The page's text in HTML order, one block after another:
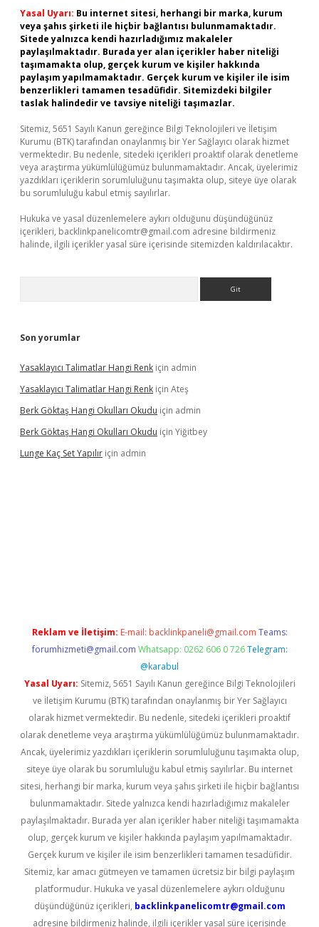
Yasal Uyarı: Bu internet sitesi, herhangi bir marka, kurum
veya şahıs şirketi ile hiçbir bağlantısı bulunmamaktadır.
Sitede yalnızca kendi hazırladığımız makaleler
paylaşılmaktadır. Burada yer alan içerikler haber niteliği
taşımamakta olup, gerçek kurum ve kişiler hakkında
paylaşım yapılmamaktadır. Gerçek kurum ve kişiler ile isim
benzerlikleri tamamen tesadüfidir. Sitemizdeki bilgiler
taslak halindedir ve tavsiye niteliği taşımazlar.
Sitemiz, 5651 Sayılı Kanun gereğince Bilgi Teknolojileri ve İletişim
Kurumu (BTK) tarafından onaylanmış bir Yer Sağlayıcı olarak hizmet
vermektedir. Bu nedenle, sitedeki içerikleri proaktif olarak denetleme
veya araştırma yükümlülüğümüz bulunmamaktadır. Ancak, üyelerimiz
yazdıkları içeriklerin sorumluluğunu taşımakta olup, siteye üye olarak
bu sorumluluğu kabul etmiş sayılırlar.
Hukuka ve yasal düzenlemelere aykırı olduğunu düşündüğünüz
içerikleri, backlinkpanelicomtr@gmail.com adresine bildirmeniz
halinde, ilgili içerikler yasal süre içerisinde sitemizden kaldırılacaktır.
Son yorumlar
Yasaklayıcı Talimatlar Hangi Renk için admin
Yasaklayıcı Talimatlar Hangi Renk için Ateş
Berk Göktaş Hangi Okulları Okudu için admin
Berk Göktaş Hangi Okulları Okudu için Yiğitbey
Lunge Kaç Set Yapılır için admin
Reklam ve İletişim: E-mail: backlinkpaneli@gmail.com Teams:
forumhizmeti@gmail.com Whatsapp: 0262 606 0 726 Telegram:
@karabul
Yasal Uyarı: Sitemiz, 5651 Sayılı Kanun gereğince Bilgi Teknolojileri
ve İletişim Kurumu (BTK) tarafından onaylanmış bir Yer Sağlayıcı
olarak hizmet vermektedir. Bu nedenle, sitedeki içerikleri proaktif
olarak denetleme veya araştırma yükümlülüğümüz bulunmamaktadır.
Ancak, üyelerimiz yazdıkları içeriklerin sorumluluğunu taşımakta olup,
siteye üye olarak bu sorumluluğu kabul etmiş sayılırlar. Bu internet
sitesi, herhangi bir marka, kurum veya şahıs şirketi ile hiçbir bağlantısı
bulunmamaktadır. Sitede yalnızca kendi hazırladığımız makaleler
paylaşılmaktadır. Burada yer alan içerikler haber niteliği taşımamakta
olup, gerçek kurum ve kişiler hakkında paylaşım yapılmamaktadır.
Gerçek kurum ve kişiler ile isim benzerlikleri tamamen tesadüfidir.
Sitemiz, kar amacı gütmeyen ve tamamen ücretsiz bir bilgi paylaşım
platformudur. Hukuka ve yasal düzenlemelere aykırı olduğunu
düşündüğünüz içerikleri, backlinkpanelicomtr@gmail.com
adresine bildirmeniz halinde, ilgili içerikler yasal süre içerisinde